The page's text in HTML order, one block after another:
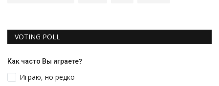
VOTING POLL
Как часто Вы играете?
Играю, но редко